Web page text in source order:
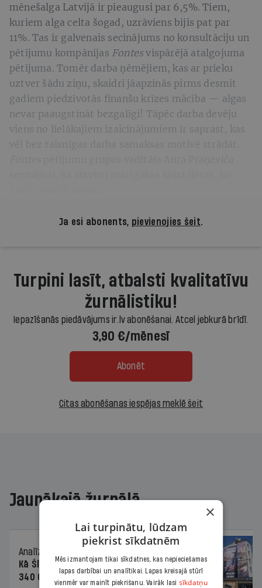
mēnešalga Latvijā ir pieaugusi par 6,5%. Tiem,
kuriem alga celta šogad, uzrāviens bijis pat par
11%. Tas ir galvenais secinājums no konsultāciju un
pētījumu kompānijas Fontesvispārējā atalgojuma
pētījuma. Tomēr darba ņēmējiem, kas ar prieku
uztver šādu ziņu, skaidri jāapzinās pirms desmit
gadiem piedzīvotās finanšu krīzes mācība — algas
nevar paaugstināt bezgalīgi! Tāpēc darba devēju
viens no lielākajiem izaicinājumiem ir saprast, kas
Ja esi abonents, pievienojies šeit.
Turpini lasīt, atbalsti kvalitatīvu
žurnālistiku!
Iepazīšanās piedāvājums ir.lv abonēšanai. Atcel jebkurā brīdī.
3,90 €/mēnesī
Abonēt
Citas abonēšanas iespējas meklē šeit
Jaunākajā žurnālā
Analīze
Kā Šlesera partija palika nesodīta par
340 000 vērtu reklāmas kampaņu
×
Lai turpinātu, lūdzam
piekrist sīkdatnēm
Mēs izmantojam tikai sīkdatnes, kas nepieciešamas
lapas darbībai un analītikai. Lapas kreisajā stūrī
vienmēr var mainīt piekrišanu. Vairāk lasi sīkdatņu